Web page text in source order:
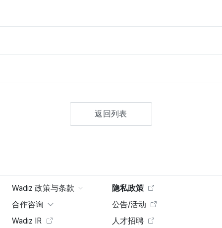
返回列表
Wadiz 政策与条款
隐私政策
合作咨询
公告/活动
Wadiz IR
人才招聘